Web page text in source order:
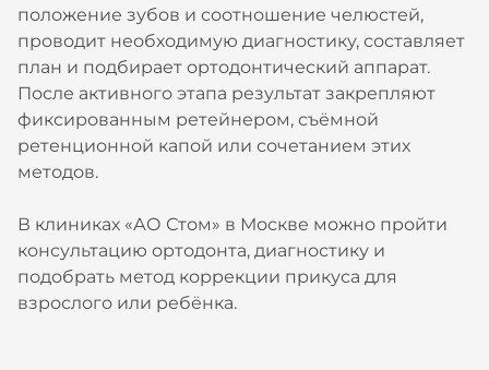
положение зубов и соотношение челюстей,
проводит необходимую диагностику, составляет
план и подбирает ортодонтический аппарат.
После активного этапа результат закрепляют
фиксированным ретейнером, съёмной
ретенционной капой или сочетанием этих
методов.
В клиниках «АО Стом» в Москве можно пройти
консультацию ортодонта, диагностику и
подобрать метод коррекции прикуса для
взрослого или ребёнка.